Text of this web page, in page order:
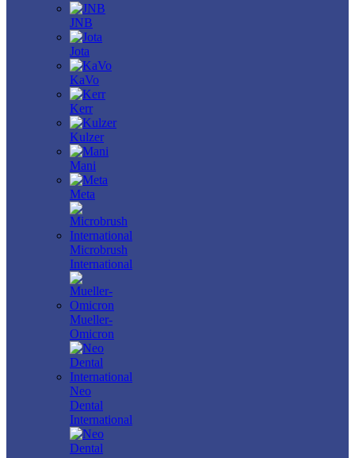
JNB
Jota
KaVo
Kerr
Kulzer
Mani
Meta
Microbrush
International
Mueller-
Omicron
Neo
Dental
International